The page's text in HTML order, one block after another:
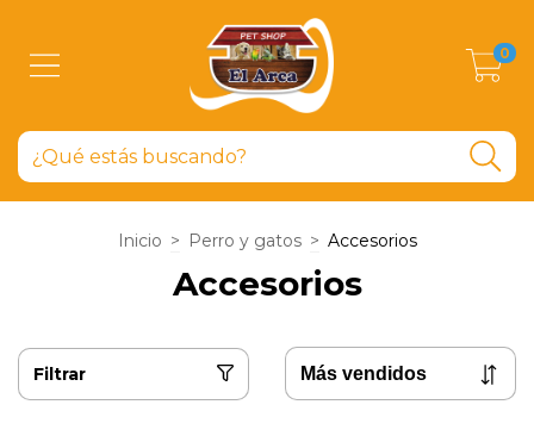
0
Inicio > Perro y gatos > Accesorios
Accesorios
Filtrar